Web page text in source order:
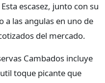
escasez, junto con su
a las angulas en uno de
del mercado.
Cambados incluye
toque picante que